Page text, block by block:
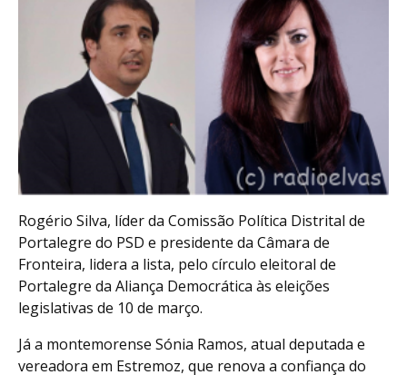
Rogério Silva, líder da Comissão Política Distrital de
Portalegre do PSD e presidente da Câmara de
Fronteira, lidera a lista, pelo círculo eleitoral de
Portalegre da Aliança Democrática às eleições
legislativas de 10 de março.
Já a montemorense Sónia Ramos, atual deputada e
vereadora em Estremoz, que renova a confiança do